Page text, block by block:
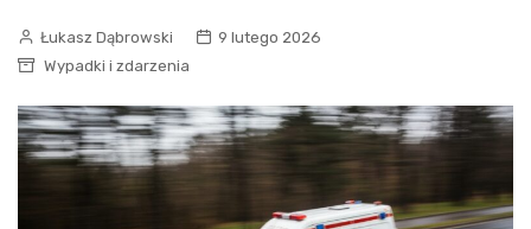
Łukasz Dąbrowski
9 lutego 2026
Wypadki i zdarzenia